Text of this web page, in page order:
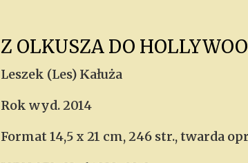
Z OLKUSZA DO
Leszek (Les) Kałuża
Rok wyd. 2014
Format 14,5 x 21 cm, 246 str., twarda